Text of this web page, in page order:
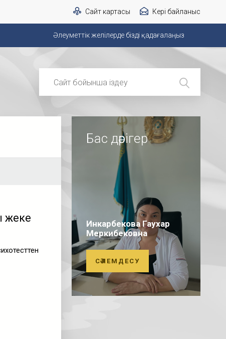
Сайт картасы Кері байланыс
Әлеуметтік желілерде бізді қадағалаңыз
жеке
Бас дәрігер
Инкарбекова Гаухар
Меркибековна
СӘЛЕМДЕСУ